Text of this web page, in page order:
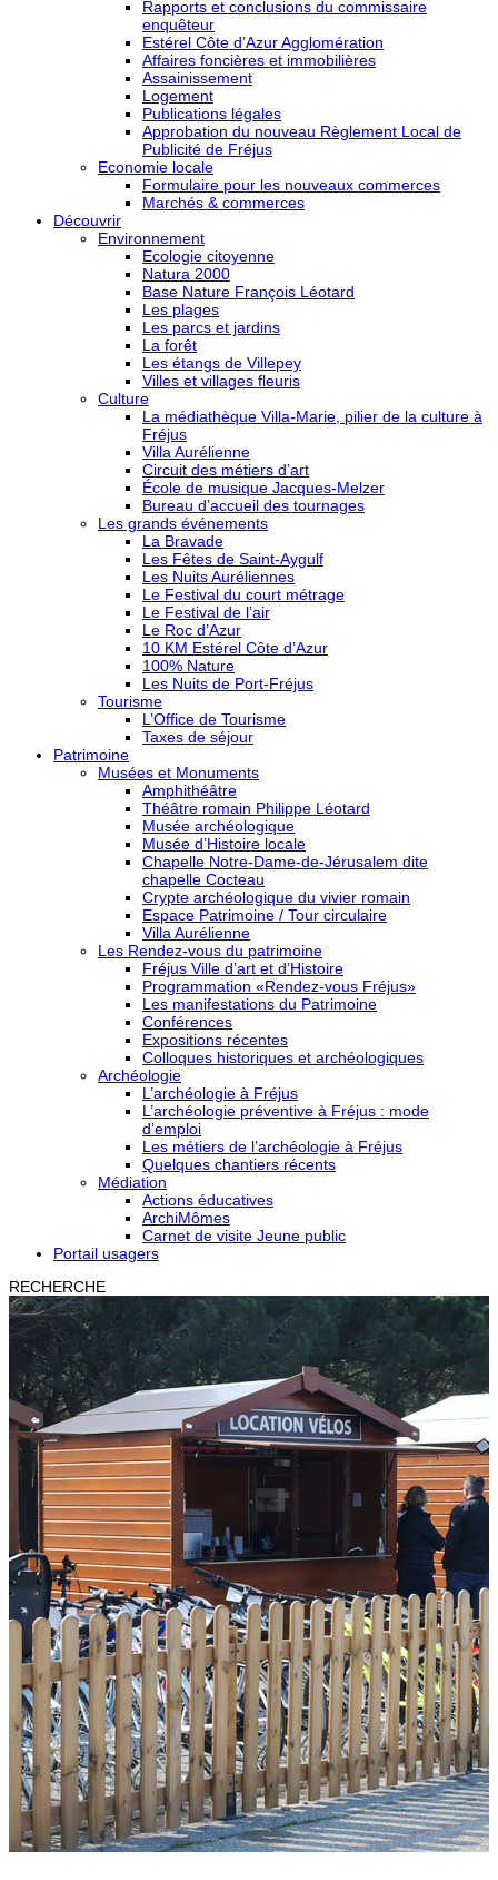
Rapports et conclusions du commissaire
enquêteur
Estérel Côte d’Azur Agglomération
Affaires foncières et immobilières
Assainissement
Logement
Publications légales
Approbation du nouveau Règlement Local de
Publicité de Fréjus
Economie locale
Formulaire pour les nouveaux commerces
Marchés & commerces
Découvrir
Environnement
Ecologie citoyenne
Natura 2000
Base Nature François Léotard
Les plages
Les parcs et jardins
La forêt
Les étangs de Villepey
Villes et villages fleuris
Culture
La médiathèque Villa-Marie, pilier de la culture à
Fréjus
Villa Aurélienne
Circuit des métiers d’art
École de musique Jacques-Melzer
Bureau d’accueil des tournages
Les grands événements
La Bravade
Les Fêtes de Saint-Aygulf
Les Nuits Auréliennes
Le Festival du court métrage
Le Festival de l’air
Le Roc d’Azur
10 KM Estérel Côte d’Azur
100% Nature
Les Nuits de Port-Fréjus
Tourisme
L’Office de Tourisme
Taxes de séjour
Patrimoine
Musées et Monuments
Amphithéâtre
Théâtre romain Philippe Léotard
Musée archéologique
Musée d’Histoire locale
Chapelle Notre-Dame-de-Jérusalem dite
chapelle Cocteau
Crypte archéologique du vivier romain
Espace Patrimoine / Tour circulaire
Villa Aurélienne
Les Rendez-vous du patrimoine
Fréjus Ville d’art et d’Histoire
Programmation «Rendez-vous Fréjus»
Les manifestations du Patrimoine
Conférences
Expositions récentes
Colloques historiques et archéologiques
Archéologie
L’archéologie à Fréjus
L’archéologie préventive à Fréjus : mode
d’emploi
Les métiers de l’archéologie à Fréjus
Quelques chantiers récents
Médiation
Actions éducatives
ArchiMômes
Carnet de visite Jeune public
Portail usagers
RECHERCHE